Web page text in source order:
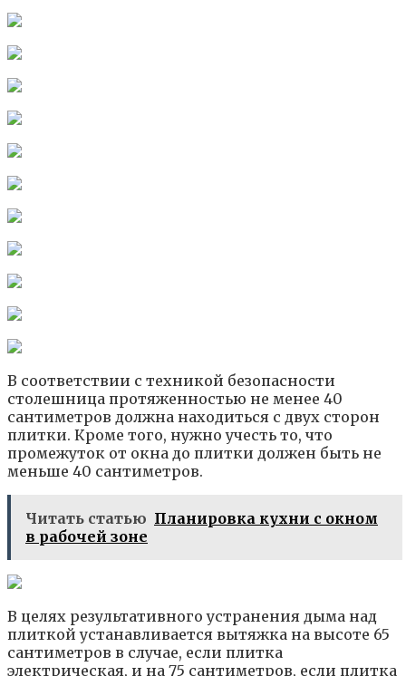
В соответствии с техникой безопасности
столешница протяженностью не менее 40
сантиметров должна находиться с двух сторон
плитки. Кроме того, нужно учесть то, что
промежуток от окна до плитки должен быть не
меньше 40 сантиметров.
Читать статью Планировка кухни с окном
в рабочей зоне
В целях результативного устранения дыма над
плиткой устанавливается вытяжка на высоте 65
сантиметров в случае, если плитка
электрическая, и на 75 сантиметров, если плитка